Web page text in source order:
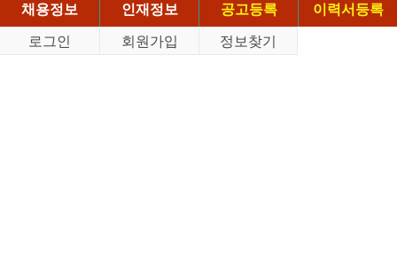
채용정보
인재정보 공고등록
이력서등록
로그인
회원가입 정보찾기